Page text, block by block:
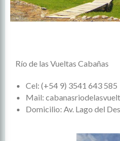
Río de las Vueltas Cabañas
Cel: (+54 9) 3541 643 585
Mail:
Domicilio: Av. Lago del